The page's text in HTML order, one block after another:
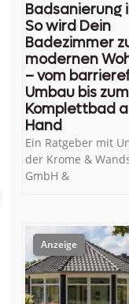
Badsanierung
So wird Dein
Badezimmer
modernen
– vom
Umbau bis zum
Komplettbad
Hand
Ein Ratgeber mit
der Krome &
GmbH &